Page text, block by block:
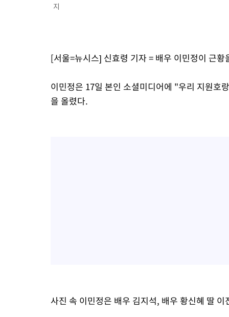
지
[서울=뉴시스] 신효령 기자 = 배우 이민정이 근황
이민정은 17일 본인 소셜미디어에 "우리 지원호
을 올렸다.
사진 속 이민정은 배우 김지석, 배우 황신혜 딸